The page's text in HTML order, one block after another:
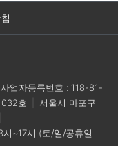
사업자등록번호 : 118-81-
호
서울시 마포구
~17시 (토/일/공휴일